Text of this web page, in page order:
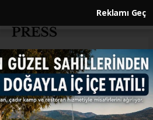
bulunduğu
saldırılarını